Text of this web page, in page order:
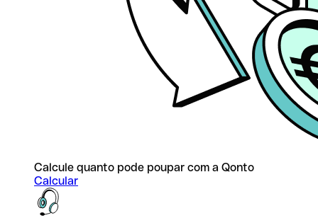
Calcule quanto pode poupar com a Qonto
Calcular